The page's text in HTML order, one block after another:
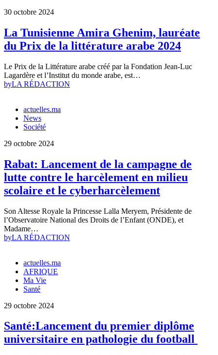
30 octobre 2024
La Tunisienne Amira Ghenim, lauréate
du Prix de la littérature arabe 2024
Le Prix de la Littérature arabe créé par la Fondation Jean-Luc
Lagardère et l’Institut du monde arabe, est…
byLA RÉDACTION
actuelles.ma
News
Société
29 octobre 2024
Rabat: Lancement de la campagne de
lutte contre le harcèlement en milieu
scolaire et le cyberharcèlement
Son Altesse Royale la Princesse Lalla Meryem, Présidente de
l’Observatoire National des Droits de l’Enfant (ONDE), et
Madame…
byLA RÉDACTION
actuelles.ma
AFRIQUE
Ma Vie
Santé
29 octobre 2024
Santé:Lancement du premier diplôme
universitaire en pathologie du football